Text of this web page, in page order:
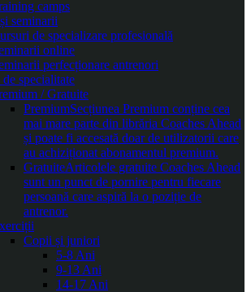
camps
seminarii
de specializare profesională
online
perfecționare antrenori
specialitate
/ Gratuite
PremiumSecțiunea Premium conține cea
mai mare parte din librăria Coaches Ahead
și poate fi accesată doar de utilizatorii care
au achiziționat abonamentul premium.
GratuiteArticolele gratuite Coaches Ahead
sunt un punct de pornire pentru fiecare
persoană care aspiră la o poziție de
antrenor.
Copii și juniori
5-8 Ani
9-13 Ani
14-17 Ani